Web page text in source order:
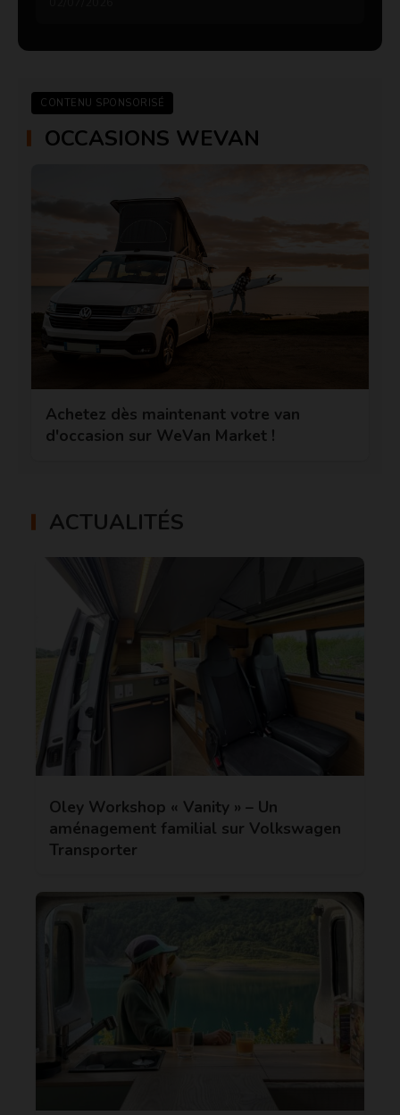
CONTENU SPONSORISÉ
OCCASIONS WEVAN
Achetez dès maintenant votre van
d'occasion sur WeVan Market !
ACTUALITÉS
Oley Workshop « Vanity » – Un
aménagement familial sur Volkswagen
Transporter